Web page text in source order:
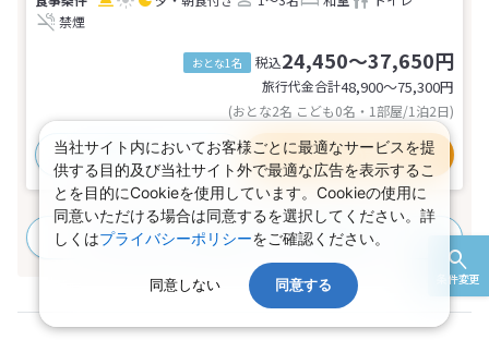
条件変更
禁煙
おとな1名 税込24,450～37,650円
旅行代金合計48,900〜75,300円
(おとな2名 こども0名・1部屋/1泊2日)
おすすめポイント プランの詳細
すべてのプランを見る(1プラン、8部屋タイプ)
当社サイト内においてお客様ごとに最適なサービスを提
供する目的及び当社サイト外で最適な広告を表示するこ
とを目的にCookieを使用しています。Cookieの使用に
同意いただける場合は同意するを選択してください。詳
しくはプライバシーポリシーをご確認ください。
同意しない 同意する